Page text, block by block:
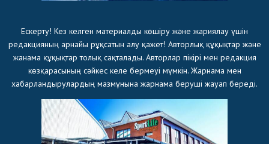
Ескерту! Кез келген материалды көшіру және жариялау үшін
редакцияның арнайы рұқсатын алу қажет! Авторлық құқықтар және
жанама құқықтар толық сақталады. Авторлар пікірі мен редакция
көзқарасының сәйкес келе бермеуі мүмкін. Жарнама мен
хабарландырулардың мазмұнына жарнама беруші жауап береді.